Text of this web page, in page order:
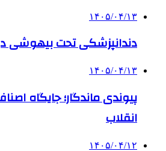
۱۴۰۵/۰۴/۱۳
دندانپزشکی تحت بیهوشی
۱۴۰۵/۰۴/۱۳
پیوندی ماندگار؛ جایگاه
انقلاب
۱۴۰۵/۰۴/۱۲